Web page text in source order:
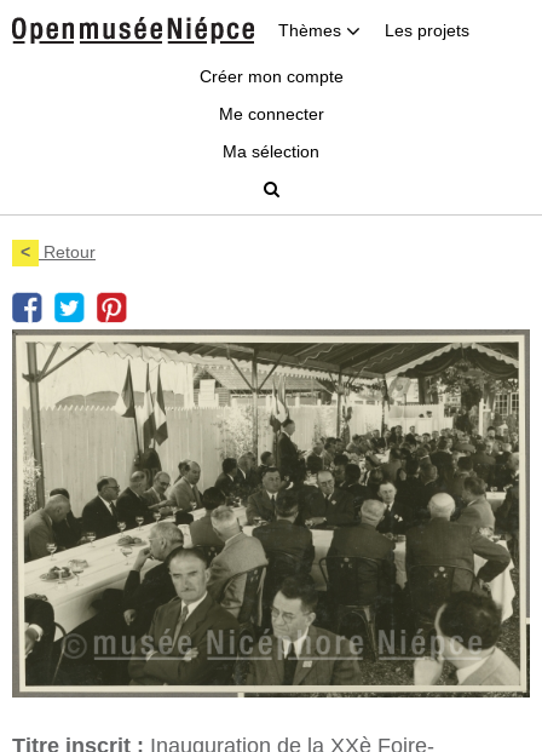
Thèmes Les projets
Créer mon compte
Me connecter
Ma sélection
< Retour
Titre inscrit : Inauguration de la XXè Foire-